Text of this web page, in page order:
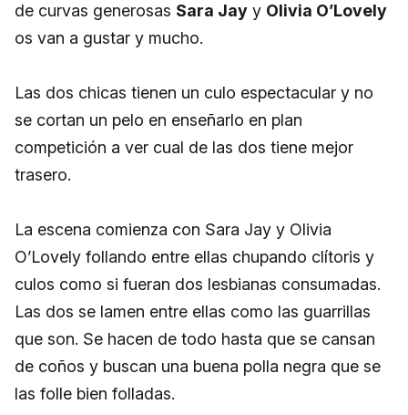
de curvas generosas Sara Jay y Olivia O’Lovely
os van a gustar y mucho.
Las dos chicas tienen un culo espectacular y no
se cortan un pelo en enseñarlo en plan
competición a ver cual de las dos tiene mejor
trasero.
La escena comienza con Sara Jay y Olivia
O’Lovely follando entre ellas chupando clítoris y
culos como si fueran dos lesbianas consumadas.
Las dos se lamen entre ellas como las guarrillas
que son. Se hacen de todo hasta que se cansan
de coños y buscan una buena polla negra que se
las folle bien folladas.